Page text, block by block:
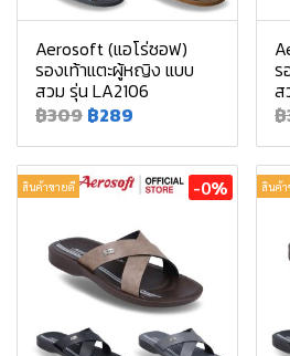
Aerosoft (แอโร่ซอฟ)
รองเท้าแตะผู้หญิง แบบ
สวม รุ่น LA2106
฿309 ฿289
ร
ส
฿
สินค้าขายดี -0% สินค้